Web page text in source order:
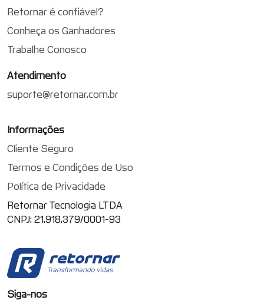
Retornar é confiável?
Conheça os Ganhadores
Trabalhe Conosco
Atendimento
suporte@retornar.com.br
Informações
Cliente Seguro
Termos e Condições de Uso
Política de Privacidade
Retornar Tecnologia LTDA
CNPJ: 21.918.379/0001-93
Siga-nos